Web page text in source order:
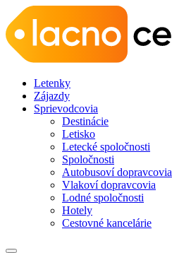
Letenky
Zájazdy
Sprievodcovia
Destinácie
Letisko
Letecké spoločnosti
Spoločnosti
Autobusoví dopravcovia
Vlakoví dopravcovia
Lodné spoločnosti
Hotely
Cestovné kancelárie